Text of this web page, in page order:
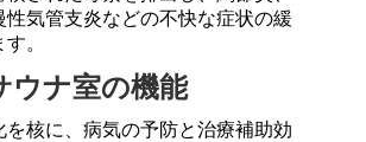
性気管支炎などの不快な症状の緩
。
ウナ室の機能
を核に、病気の予防と治療補助効